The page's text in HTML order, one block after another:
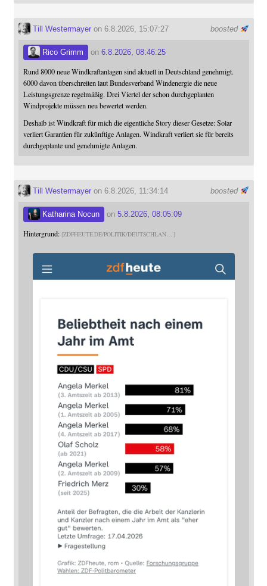
boosted
Till Westermayeron 6.8.2026, 15:07:27
Rico Grimm on 6.8.2026, 08:46:25
Rund 8000 neue Windkraftanlagen sind aktuell in Deutschland genehmigt.
6000 davon überschreiten laut Bundesverband Windenergie die neue
Leistungsgrenze regelmäßig. Drei Viertel der schon durchgeplanten
Windprojekte müssen neu bewertet werden.
Deshalb ist Windkraft für mich die eigentliche Story dieser Gesetze: Solar
verliert Garantien für zukünftige Anlagen. Windkraft verliert sie für bereits
durchgeplante und genehmigte Anlagen.
boosted
Till Westermayeron 6.8.2026, 11:34:14
Katharina Nocun on 5.8.2026, 08:05:09
Hintergrund: ZDFHEUTE.DE/POLITIK/DEUTSCHLAN